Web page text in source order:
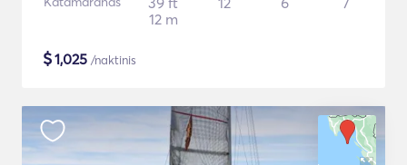
12 m
$1,025 /naktinis